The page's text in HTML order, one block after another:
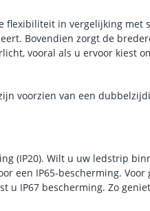
flexibiliteit in vergelijking met
Bovendien zorgt de
vooral als u ervoor kiest
voorzien van een
(IP20). Wilt u uw ledstrip
een IP65-bescherming.
u IP67 bescherming. Zo